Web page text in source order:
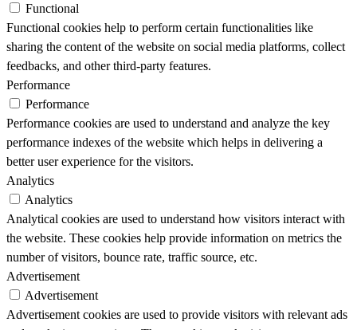
Functional
Functional cookies help to perform certain functionalities like
sharing the content of the website on social media platforms, collect
feedbacks, and other third-party features.
Performance
Performance
Performance cookies are used to understand and analyze the key
performance indexes of the website which helps in delivering a
better user experience for the visitors.
Analytics
Analytics
Analytical cookies are used to understand how visitors interact with
the website. These cookies help provide information on metrics the
number of visitors, bounce rate, traffic source, etc.
Advertisement
Advertisement
Advertisement cookies are used to provide visitors with relevant ads